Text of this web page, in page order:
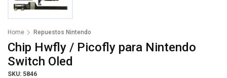
Home Repuestos Nintendo
Chip Hwfly / Picofly para Nintendo
Switch Oled
SKU: 5846